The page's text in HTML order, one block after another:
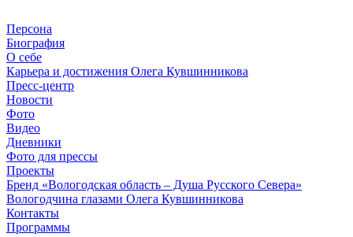
Персона
Биография
О себе
Карьера и достижения Олега Кувшинникова
Пресс-центр
Новости
Фото
Видео
Дневники
Фото для прессы
Проекты
Бренд «Вологодская область – Душа Русского Севера»
Вологодчина глазами Олега Кувшинникова
Контакты
Программы